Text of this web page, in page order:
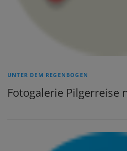
UNTER DEM REGENBOGEN
Fotogalerie Pilgerreise